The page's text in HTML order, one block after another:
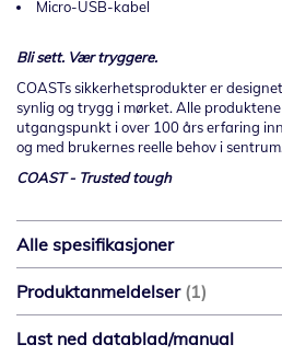
Micro-USB-kabel
Bli sett. Vær tryggere.
COASTs sikkerhetsprodukter er
synlig og trygg i mørket. Alle
utgangspunkt i over 100 års erfaring
og med brukernes reelle behov i
COAST - Trusted tough
Alle spesifikasjoner
Produktanmeldelser 1
Last ned datablad/manual